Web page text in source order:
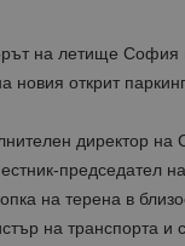
на летище София
новия открит
директор
председател
на терена в
на транспорта